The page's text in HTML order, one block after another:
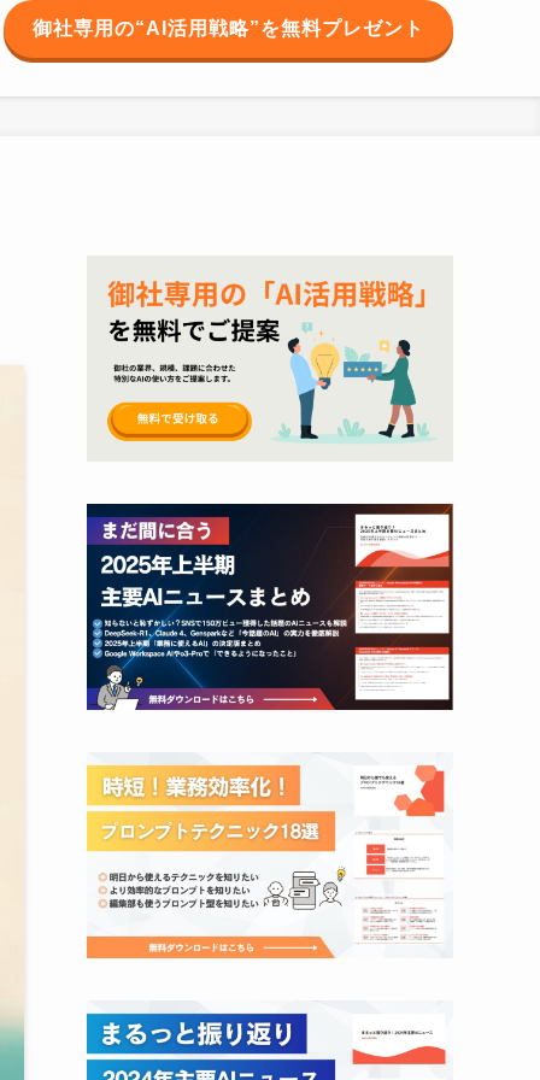
御社専用の“AI活用戦略”を無料プレゼント